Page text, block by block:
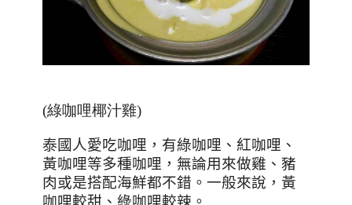
(綠咖哩椰汁雞)
泰國人愛吃咖哩，有綠咖哩、紅咖哩、
黃咖哩等多種咖哩，無論用來做雞、豬
肉或是搭配海鮮都不錯。 一般來說 ，黃
咖哩較甜、綠咖哩較辣。